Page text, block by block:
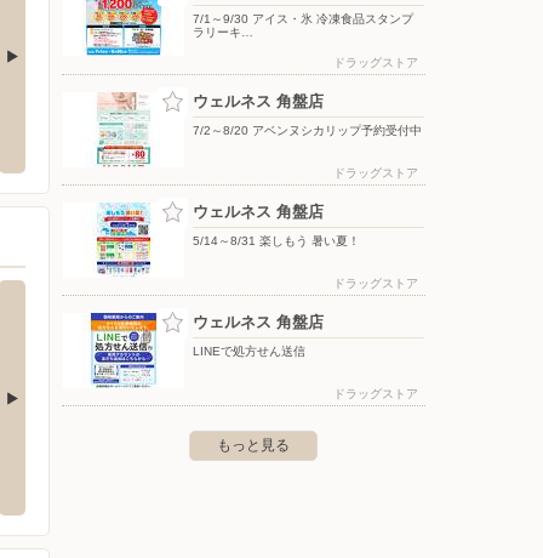
市1676
ウェルネス 昭和町店
〒683-0037 鳥取県米子市昭和町69-2
子駅前店
１番地イオン米子駅前店
ウェルネス 昭和町店
7/1～9/30 アイス・氷 冷凍食品スタンプ
ラリーキ…
ドラッグストア
ウェルネス 角盤店
7/2～8/20 アベンヌシカリップ予約受付中
ドラッグストア
ウェルネス 角盤店
5/14～8/31 楽しもう 暑い夏！
ドラッグストア
ウェルネス 角盤店
LINEで処方せん送信
ドラッグストア
もっと見る